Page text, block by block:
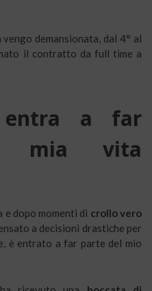
demansionata, dal 4° al
il contratto da full time a
entra a far
mia vita
dopo momenti di crollo vero
a decisioni drastiche per
è entrato a far parte del mio